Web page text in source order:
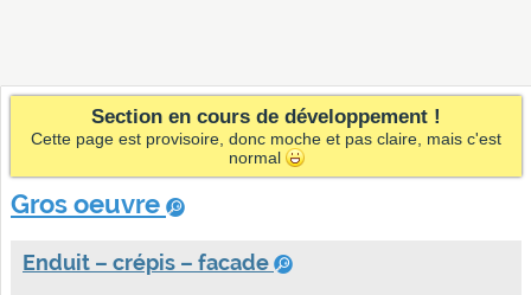
Section en cours de développement !
Cette page est provisoire, donc moche et pas claire, mais c'est
normal
Gros oeuvre
Enduit – crépis – facade